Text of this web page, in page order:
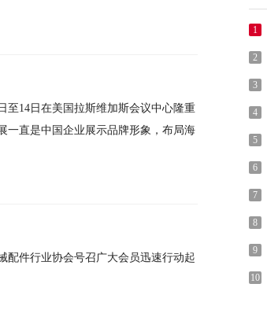
1
2
3
4
5
6
7
8
9
10
至14日在美国拉斯维加斯会议中心隆重
一直是中国企业展示品牌形象，布局海
配件行业协会号召广大会员迅速行动起